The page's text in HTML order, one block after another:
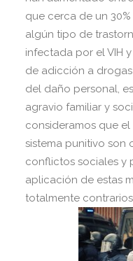
que cerca de un
algún tipo de
infectada por el VIH
de adicción a
del daño personal,
agravio familiar y
consideramos que
sistema punitivo son
conflictos sociales y
aplicación de estas
totalmente